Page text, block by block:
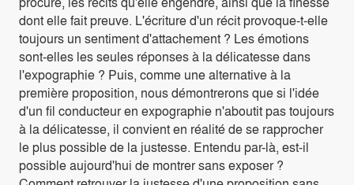
dont elle fait preuve. L'écriture d'un récit provoque-t-elle
toujours un sentiment d'attachement ? Les émotions
sont-elles les seules réponses à la délicatesse dans
l'expographie ? Puis, comme une alternative à la
première proposition, nous démontrerons que si l'idée
d'un fil conducteur en expographie n'aboutit pas toujours
à la délicatesse, il convient en réalité de se rapprocher
le plus possible de la justesse. Entendu par-là, est-il
possible aujourd'hui de montrer sans exposer ?